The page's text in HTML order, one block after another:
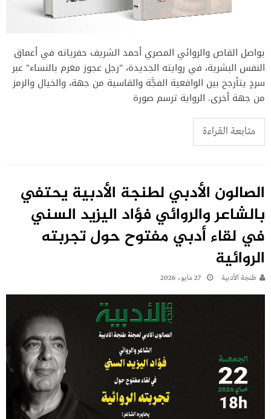
يواصل القاص والروائي المصري أحمد الشريف حفرياته في أعماق
النفس البشرية، في روايته الجديدة، "رجل عجوز مغرم بالنساء" عبر
سردٍ يتأرجح بين الواقعية الفجَّة والقاسية من جهة، والخيال والرمز
من جهة أخرى. الرواية ترسم صورة
متابعة القراءة
الصالون الأدبي لطنجة الأدبية يحتفي
بالشاعر والروائي فؤاد اليزيد السني
في لقاء أدبي مفتوح حول تجربته
الروائية
طنجة الأدبية 27 مايو، 2026